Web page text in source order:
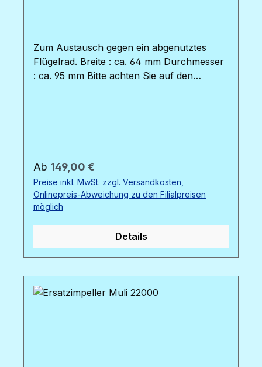
Zum Austausch gegen ein abgenutztes
Flügelrad. Breite : ca. 64 mm Durchmesser
: ca. 95 mm Bitte achten Sie auf den
sie benötigen 2 Stück. Bild : von links nach
rechts : Ersatzimpeller Muli 22000 / 12000 /
6000 / 3000
Regulärer Preis:
Ab 149,00 €
Preise inkl. MwSt. zzgl. Versandkosten,
Onlinepreis-Abweichung zu den Filialpreisen
möglich
Details